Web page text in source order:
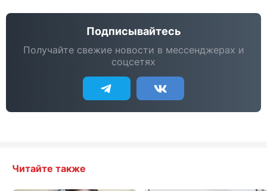
Подписывайтесь
Получайте свежие новости в мессенджерах и
соцсетях
Читайте также